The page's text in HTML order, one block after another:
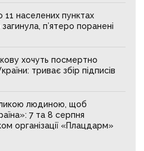
11 населених пунктах
п’ятеро поранені
хочуть посмертно
триває збір підписів
людиною, щоб
7 та 8 серпня
організації «Плацдарм»